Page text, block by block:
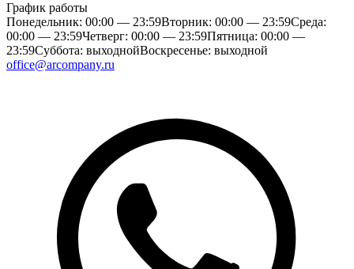
График работы
Понедельник: 00:00 — 23:59Вторник: 00:00 — 23:59Среда:
00:00 — 23:59Четверг: 00:00 — 23:59Пятница: 00:00 —
23:59Суббота: выходнойВоскресенье: выходной
office@arcompany.ru